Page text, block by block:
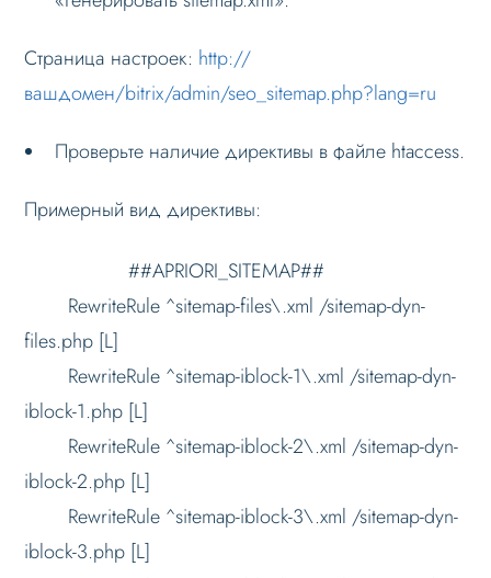
Возможности
Настройка решения
Настройка на хостинге
Основные теги
Настройка данных
Настройка Sitemap
Настройка robots.txt
Решение проблем
Не работает мультирегиональность
Не меняется город
Не генерируется sitemap
Не генерируется robots для регионов
Страница настроек: http://
вашдомен/bitrix/admin/seo_sitemap.php?lang=ru
Проверьте наличие директивы в файле htaccess.
Примерный вид директивы:
##APRIORI_SITEMAP##
RewriteRule ^sitemap-files\.xml /sitemap-dyn-
files.php [L]
RewriteRule ^sitemap-iblock-1\.xml /sitemap-dyn-
iblock-1.php [L]
RewriteRule ^sitemap-iblock-2\.xml /sitemap-dyn-
iblock-2.php [L]
RewriteRule ^sitemap-iblock-3\.xml /sitemap-dyn-
iblock-3.php [L]